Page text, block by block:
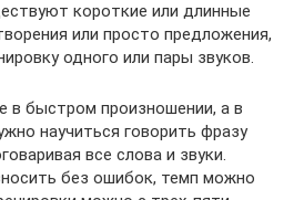
короткие или длинные
или просто предложения,
одного или пары звуков.
в быстром произношении, а в
научиться говорить фразу
все слова и звуки.
без ошибок, темп можно